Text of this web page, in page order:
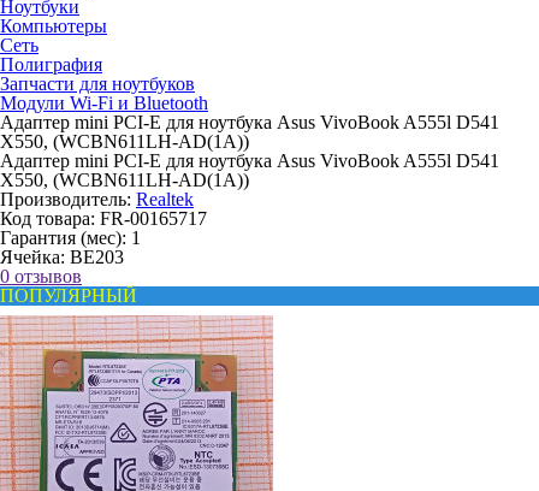
Ноутбуки
Компьютеры
Сеть
Полиграфия
Запчасти для ноутбуков
Модули Wi-Fi и Bluetooth
Адаптер mini PCI-E для ноутбука Asus VivoBook A555l D541
X550, (WCBN611LH-AD(1A))
Адаптер mini PCI-E для ноутбука Asus VivoBook A555l D541
X550, (WCBN611LH-AD(1A))
Производитель: Realtek
Код товара: FR-00165717
Гарантия (мес): 1
Ячейка: BE203
0 отзывов
ПОПУЛЯРНЫЙ